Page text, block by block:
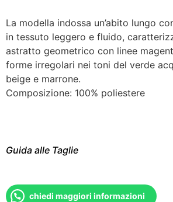
La modella indossa un’abito lungo
in tessuto leggero e fluido,
astratto geometrico con linee
forme irregolari nei toni del verde
beige e marrone.
Composizione: 100% poliestere
Guida alle Taglie
chiedi maggiori informazioni